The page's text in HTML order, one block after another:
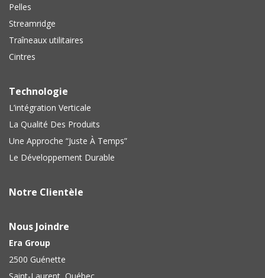
Pelles
Streamridge
Traîneaux utilitaires
Cintres
Technologie
L’intégration Verticale
La Qualité Des Produits
Une Approche “Juste À Temps”
Le Développement Durable
Notre Clientèle
Nous Joindre
Era Group
2500 Guénette
Saint-Laurent, Québec